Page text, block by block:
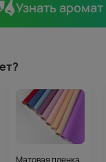
Узнать аромат
Матовая пленка